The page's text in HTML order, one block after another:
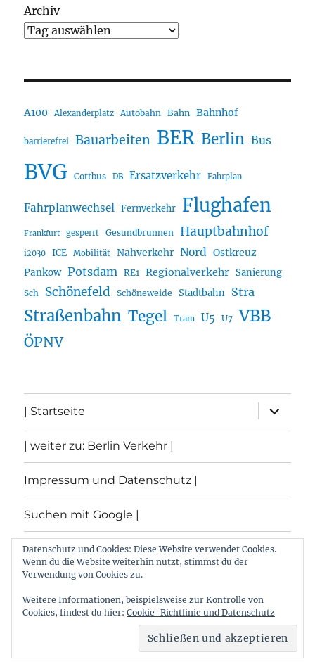
Archiv
A100 Alexanderplatz Autobahn Bahn Bahnhof
barrierefrei Bauarbeiten BER Berlin Bus
BVG Cottbus DB Ersatzverkehr Fahrplan
Fahrplanwechsel Fernverkehr Flughafen
Frankfurt gesperrt Gesundbrunnen Hauptbahnhof
i2030 ICE Mobilität Nahverkehr Nord Ostkreuz
Pankow Potsdam RE1 Regionalverkehr Sanierung
Sch Schönefeld Schöneweide Stadtbahn Stra
Straßenbahn Tegel Tram U5 U7 VBB
ÖPNV
| Startseite
öffnen
| weiter zu: Berlin Verkehr |
Impressum und Datenschutz |
Suchen mit Google |
Themen
Archiv von: Berlin:Verkehr
Stolz präsentiert von
Datenschutz und Cookies: Diese Website verwendet Cookies.
Wenn du die Website weiterhin nutzt, stimmst du der
Verwendung von Cookies zu.
Weitere Informationen, beispielsweise zur Kontrolle von
Cookies, findest du hier: Cookie-Richtlinie und Datenschutz